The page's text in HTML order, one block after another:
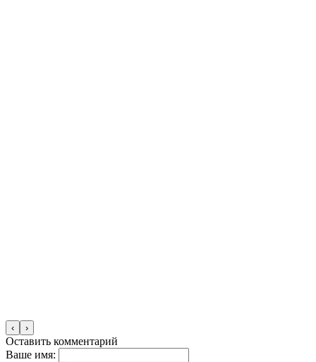
‹ ›
Оставить комментарий
Ваше имя: